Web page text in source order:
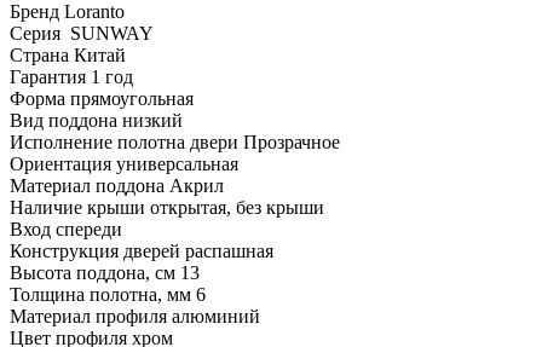
Бренд Loranto
Серия SUNWAY
Страна Китай
Гарантия 1 год
Форма прямоугольная
Вид поддона низкий
Исполнение полотна двери Прозрачное
Ориентация универсальная
Материал поддона Акрил
Наличие крыши открытая, без крыши
Вход спереди
Конструкция дверей распашная
Высота поддона, см 13
Толщина полотна, мм 6
Материал профиля алюминий
Цвет профиля хром